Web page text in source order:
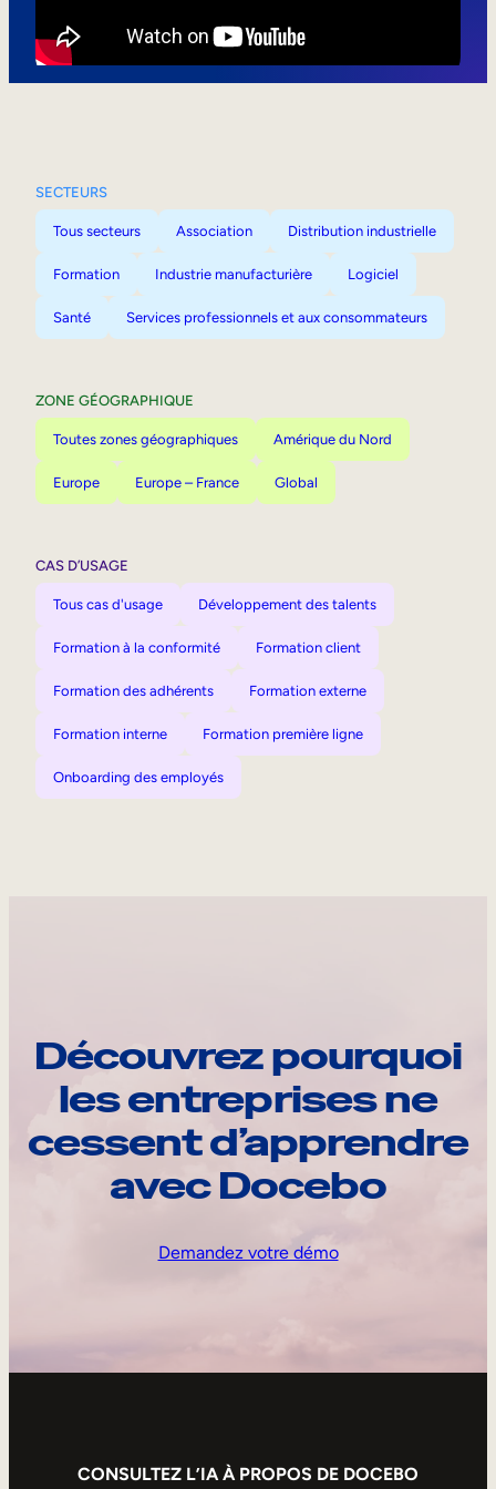
SECTEURS
Tous secteurs Association Distribution industrielle
Formation Industrie manufacturière Logiciel
Santé Services professionnels et aux consommateurs
ZONE GÉOGRAPHIQUE
Toutes zones géographiques Amérique du Nord
Europe Europe – France Global
CAS D’USAGE
Tous cas d'usage Développement des talents
Formation à la conformité Formation client
Formation des adhérents Formation externe
Formation interne Formation première ligne
Onboarding des employés
Découvrez pourquoi
les entreprises ne
cessent d’apprendre
avec Docebo
Demandez votre démo
CONSULTEZ L’IA À PROPOS DE DOCEBO